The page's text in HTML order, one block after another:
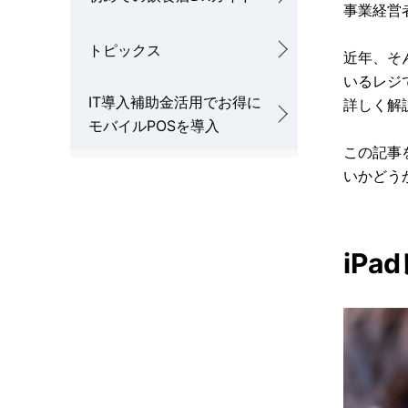
トピックス
IT導入補助金活用でお得に
モバイルPOSを導入
事業経営
近年、そ
いるレジ
詳しく解
この記事
いかどう
iPad